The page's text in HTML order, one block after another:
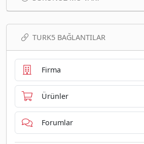
TURK5 BAĞLANTILAR
Firma
Ürünler
Forumlar